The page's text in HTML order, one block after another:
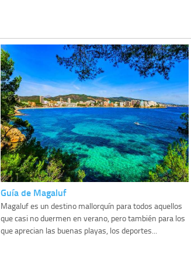
Guía de Magaluf
Magaluf es un destino mallorquín para todos aquellos
que casi no duermen en verano, pero también para los
que aprecian las buenas playas, los deportes...